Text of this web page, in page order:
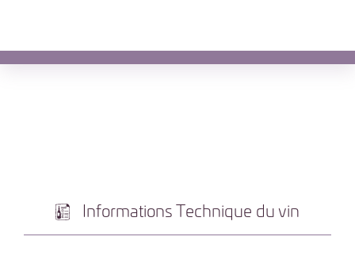
Informations Technique du vin